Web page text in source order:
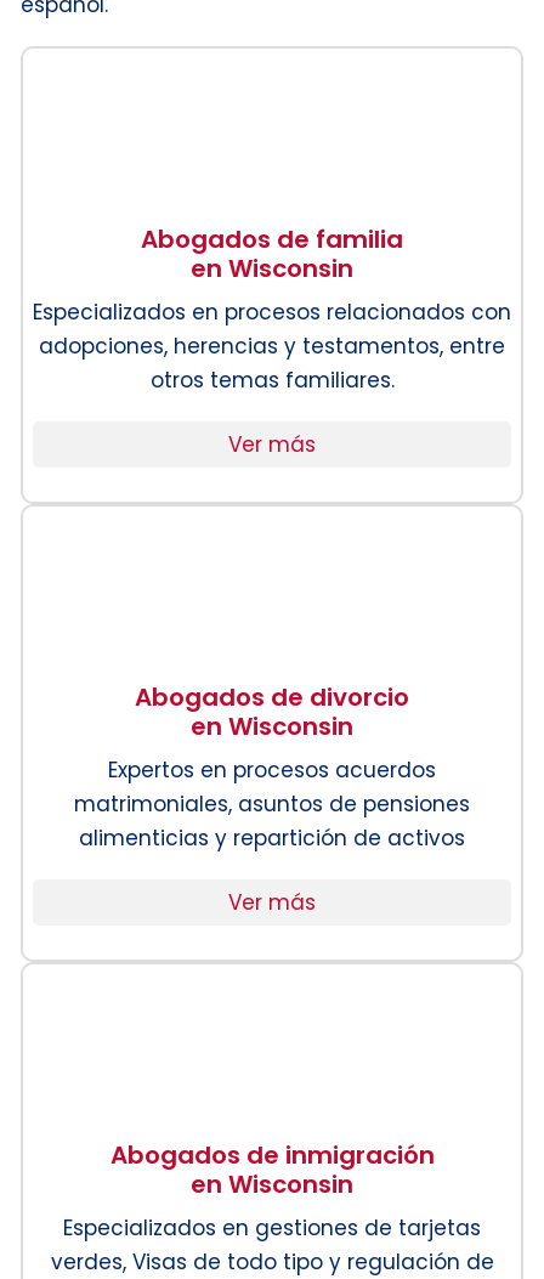
Abogados de familia
en Wisconsin
Especializados en procesos relacionados con
adopciones, herencias y testamentos, entre
otros temas familiares.
Ver más
Abogados de divorcio
en Wisconsin
Expertos en procesos acuerdos
matrimoniales, asuntos de pensiones
alimenticias y repartición de activos
Ver más
Abogados de inmigración
en Wisconsin
Especializados en gestiones de tarjetas
verdes, Visas de todo tipo y regulación de